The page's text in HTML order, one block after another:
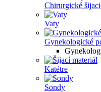
Chirurgické
Vaty
Gynekologické
Katétre
Sondy